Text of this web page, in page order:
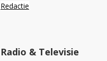
Redactie
Radio & Televisie